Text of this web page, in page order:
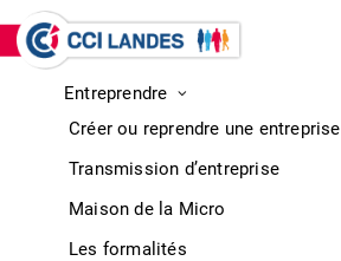
Entreprendre
Créer ou reprendre une entreprise
Transmission d’entreprise
Maison de la Micro
Les formalités
INCENDIES DE BISCARROSSE ET
PARENTIS-EN-BORN
informations sur la mobilisation